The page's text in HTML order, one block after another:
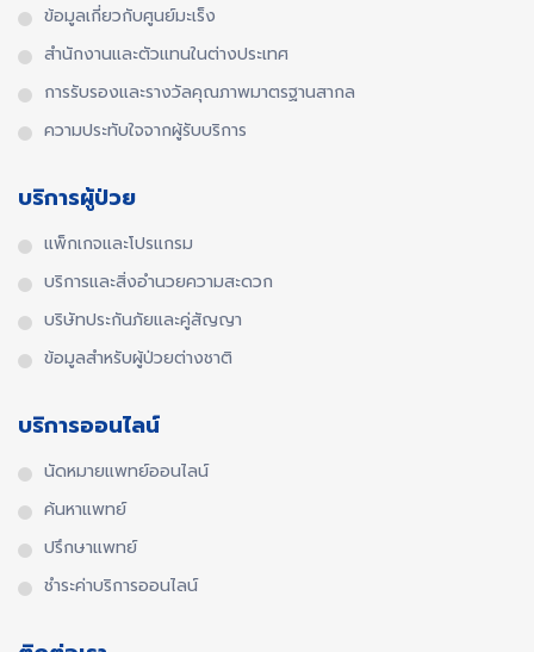
ข้อมูลเกี่ยวกับศูนย์มะเร็ง
สำนักงานและตัวแทนในต่างประเทศ​
การรับรองและรางวัลคุณภาพมาตรฐานสากล​
ความประทับใจจากผู้รับบริการ
บริการผู้ป่วย
แพ็กเกจและโปรแกรม
บริการและสิ่งอำนวยความสะดวก
บริษัทประกันภัยและคู่สัญญา
ข้อมูลสำหรับผู้ป่วยต่างชาติ
บริการออนไลน์
นัดหมายแพทย์ออนไลน์
ค้นหาแพทย์
ปรึกษาแพทย์
ชำระค่าบริการออนไลน์